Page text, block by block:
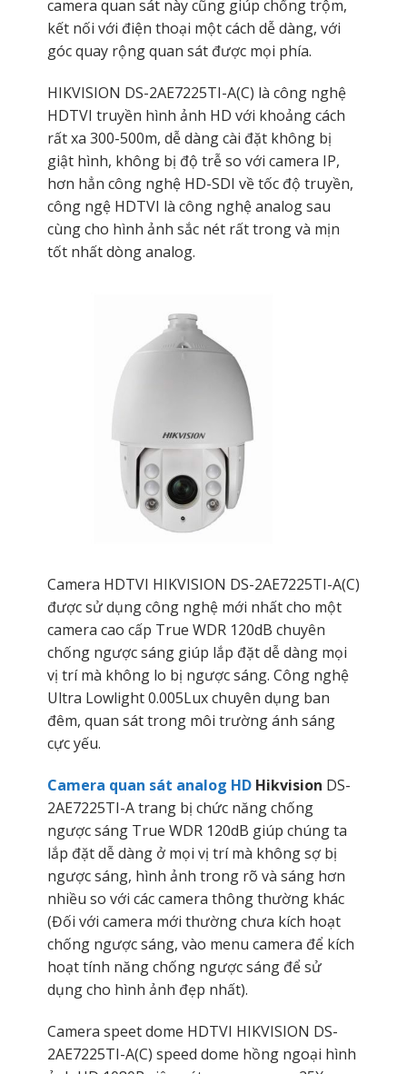
camera quan sát này cũng giúp chống trộm,
kết nối với điện thoại một cách dễ dàng, với
góc quay rộng quan sát được mọi phía.
HIKVISION DS-2AE7225TI-A(C) là công nghệ
HDTVI truyền hình ảnh HD với khoảng cách
rất xa 300-500m, dễ dàng cài đặt không bị
giật hình, không bị độ trễ so với camera IP,
hơn hẳn công nghệ HD-SDI về tốc độ truyền,
công ngệ HDTVI là công nghệ analog sau
cùng cho hình ảnh sắc nét rất trong và mịn
tốt nhất dòng analog.
Camera HDTVI HIKVISION DS-2AE7225TI-A(C)
được sử dụng công nghệ mới nhất cho một
camera cao cấp True WDR 120dB chuyên
chống ngược sáng giúp lắp đặt dễ dàng mọi
vị trí mà không lo bị ngược sáng. Công nghệ
Ultra Lowlight 0.005Lux chuyên dụng ban
đêm, quan sát trong môi trường ánh sáng
cực yếu.
Camera quan sát analog HDHikvision DS-
2AE7225TI-A trang bị chức năng chống
ngược sáng True WDR 120dB giúp chúng ta
lắp đặt dễ dàng ở mọi vị trí mà không sợ bị
ngược sáng, hình ảnh trong rõ và sáng hơn
nhiều so với các camera thông thường khác
(Đối với camera mới thường chưa kích hoạt
chống ngược sáng, vào menu camera để kích
hoạt tính năng chống ngược sáng để sử
dụng cho hình ảnh đẹp nhất).
Camera speet dome HDTVI HIKVISION DS-
2AE7225TI-A(C) speed dome hồng ngoại hình